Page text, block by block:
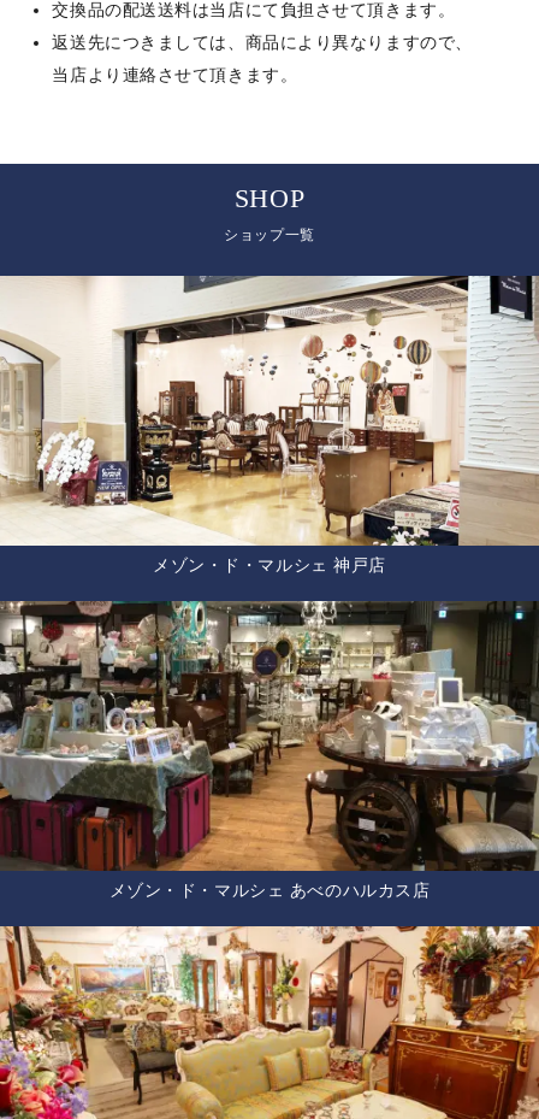
交換品の配送送料は当店にて負担させて頂きます。
返送先につきましては、商品により異なりますので、
当店より連絡させて頂きます。
SHOP
ショップ一覧
メゾン・ド・マルシェ 神戸店
メゾン・ド・マルシェ あべのハルカス店